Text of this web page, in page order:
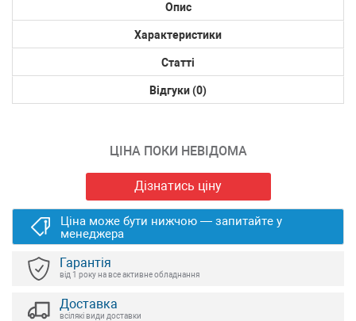
Опис
Характеристики
Статті
Відгуки (0)
ЦІНА ПОКИ НЕВІДОМА
Дізнатись ціну
Ціна може бути нижчою — запитайте у
менеджера
Гарантія
від 1 року на все активне обладнання
Доставка
всілякі види доставки